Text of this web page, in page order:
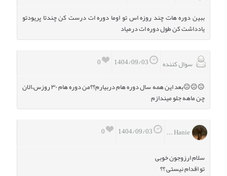
ببین دوره هات چند روزه اس تو اوما دوره ات درست کن چندتا پریودتو
یادداشت کن طول دوره ات درمیاد
0
سوال کننده
😐😐😐بعد این همه سال دوره هام دربیارم؟؟من دوره هام ۳۰ روزس،الان
چن ماهه جلو میندازم
0
Hanie ...
سلام ارزوجون خوبی
تو اقدام نیستی ؟؟